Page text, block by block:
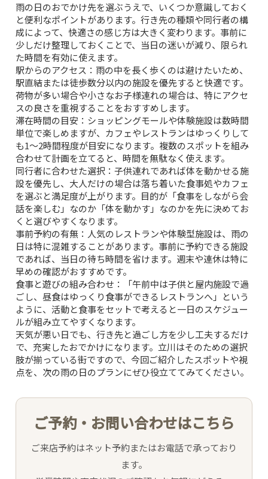
TOP
CONCEPT
PICK UP WINE
MENU
SNS
INTERIOR
NEWS
雨の日のおでかけ先を選ぶうえで、いくつか意識しておく
と便利なポイントがあります。行き先の種類や同行者の構
成によって、快適さの感じ方は大きく変わります。事前に
少しだけ整理しておくことで、当日の迷いが減り、限られ
た時間を有効に使えます。
駅からのアクセス： 雨の中を長く歩くのは避けたいため、
駅直結または徒歩数分以内の施設を優先すると快適です。
荷物が多い場合や小さなお子様連れの場合は、特にアクセ
スの良さを重視することをおすすめします。
滞在時間の目安： ショッピングモールや体験施設は数時間
単位で楽しめますが、カフェやレストランはゆっくりして
も1〜2時間程度が目安になります。複数のスポットを組み
合わせて計画を立てると、時間を無駄なく使えます。
同行者に合わせた選択： 子供連れであれば体を動かせる施
設を優先し、大人だけの場合は落ち着いた食事処やカフェ
を選ぶと満足度が上がります。目的が「食事をしながら会
話を楽しむ」なのか「体を動かす」なのかを先に決めてお
くと選びやすくなります。
事前予約の有無： 人気のレストランや体験型施設は、雨の
日は特に混雑することがあります。事前に予約できる施設
であれば、当日の待ち時間を省けます。週末や連休は特に
早めの確認がおすすめです。
食事と遊びの組み合わせ：
「午前中は子供と屋内施設で過
ごし、昼食はゆっくり食事ができるレストランへ」という
ように、活動と食事をセットで考えると一日のスケジュー
ルが組み立てやすくなります。
天気が悪い日でも、行き先と過ごし方を少し工夫するだけ
で、充実したおでかけになります。立川はそのための選択
肢が揃っている街ですので、今回ご紹介したスポットや視
点を、次の雨の日のプランにぜひ役立ててみてください。
ご予約・お問い合わせはこちら
ご来店予約はネット予約またはお電話で承っており
ます。